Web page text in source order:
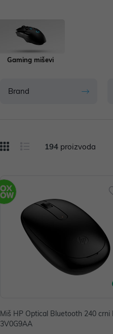
Gaming miševi
Brand
194 proizvoda
Miš HP Optical Bluetooth 240 crni
3V0G9AA